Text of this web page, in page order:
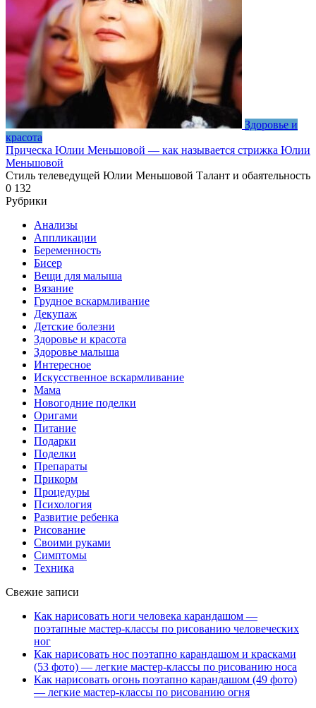
Здоровье и
красота
Прическа Юлии Меньшовой — как называется стрижка Юлии
Меньшовой
Стиль телеведущей Юлии Меньшовой Талант и обаятельность
0 132
Рубрики
Анализы
Аппликации
Беременность
Бисер
Вещи для малыша
Вязание
Грудное вскармливание
Декупаж
Детские болезни
Здоровье и красота
Здоровье малыша
Интересное
Искусственное вскармливание
Мама
Новогодние поделки
Оригами
Питание
Подарки
Поделки
Препараты
Прикорм
Процедуры
Психология
Развитие ребенка
Рисование
Своими руками
Симптомы
Техника
Свежие записи
Как нарисовать ноги человека карандашом —
поэтапные мастер-классы по рисованию человеческих
ног
Как нарисовать нос поэтапно карандашом и красками
(53 фото) — легкие мастер-классы по рисованию носа
Как нарисовать огонь поэтапно карандашом (49 фото)
— легкие мастер-классы по рисованию огня